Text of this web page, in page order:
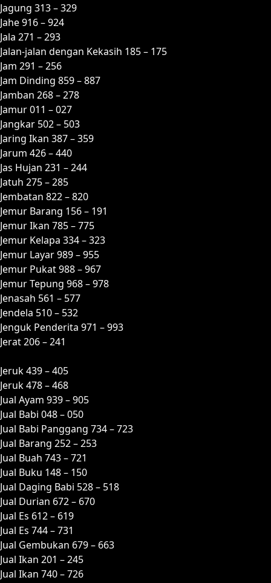
Jagung 313 – 329
Jahe 916 – 924
Jala 271 – 293
Jalan-jalan dengan Kekasih 185 – 175
Jam 291 – 256
Jam Dinding 859 – 887
Jamban 268 – 278
Jamur 011 – 027
Jangkar 502 – 503
Jaring Ikan 387 – 359
Jarum 426 – 440
Jas Hujan 231 – 244
Jatuh 275 – 285
Jembatan 822 – 820
Jemur Barang 156 – 191
Jemur Ikan 785 – 775
Jemur Kelapa 334 – 323
Jemur Layar 989 – 955
Jemur Pukat 988 – 967
Jemur Tepung 968 – 978
Jenasah 561 – 577
Jendela 510 – 532
Jenguk Penderita 971 – 993
Jerat 206 – 241
Jeruk 439 – 405
Jeruk 478 – 468
Jual Ayam 939 – 905
Jual Babi 048 – 050
Jual Babi Panggang 734 – 723
Jual Barang 252 – 253
Jual Buah 743 – 721
Jual Buku 148 – 150
Jual Daging Babi 528 – 518
Jual Durian 672 – 670
Jual Es 612 – 619
Jual Es 744 – 731
Jual Gembukan 679 – 663
Jual Ikan 201 – 245
Jual Ikan 740 – 726